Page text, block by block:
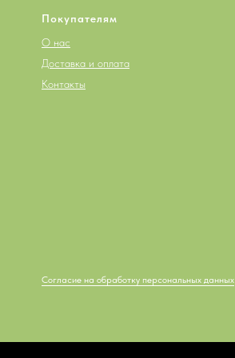
Покупателям
О нас
Доставка и оплата
Контакты
Согласие на обработку персональных данных